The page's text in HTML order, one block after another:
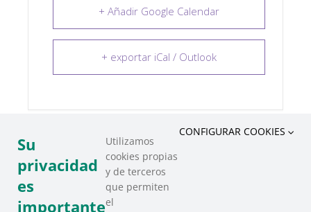
+ Añadir Google Calendar
+ exportar iCal / Outlook
COMPARTIR ESTE EVENTO
Su
privacidad
es
importante
Utilizamos
cookies propias
y de terceros
que permiten
el
CONFIGURAR COOKIES